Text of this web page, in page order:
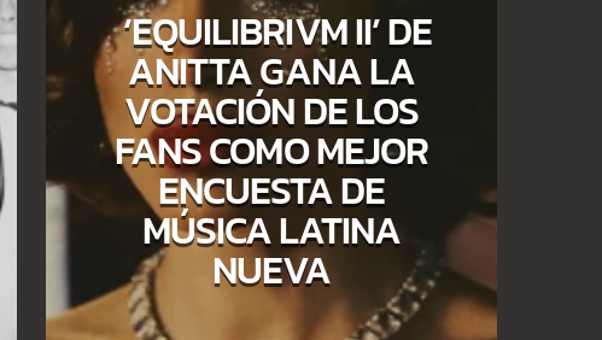
‘EQUILIBRIVM II’ DE
ANITTA GANA LA
VOTACIÓN DE LOS
FANS COMO MEJOR
ENCUESTA DE
MÚSICA LATINA
NUEVA